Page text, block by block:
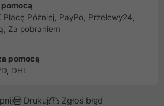
pomocą
Płacę Później, PayPo, Przelewy24,
Za pobraniem
pomocą
DHL
Drukuj Zgłoś błąd